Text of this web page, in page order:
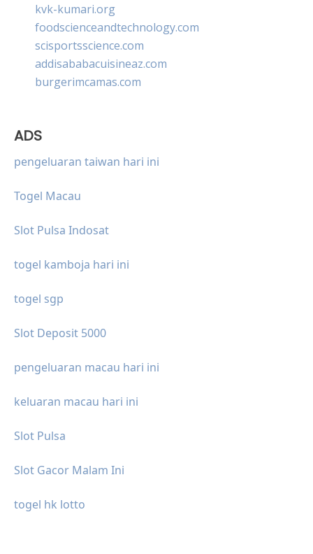
kvk-kumari.org
foodscienceandtechnology.com
scisportsscience.com
addisababacuisineaz.com
burgerimcamas.com
ADS
pengeluaran taiwan hari ini
Togel Macau
Slot Pulsa Indosat
togel kamboja hari ini
togel sgp
Slot Deposit 5000
pengeluaran macau hari ini
keluaran macau hari ini
Slot Pulsa
Slot Gacor Malam Ini
togel hk lotto